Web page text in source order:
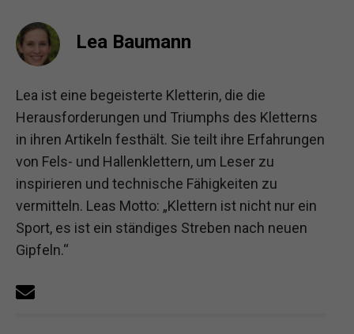
Lea Baumann
Lea ist eine begeisterte Kletterin, die die
Herausforderungen und Triumphs des Kletterns
in ihren Artikeln festhält. Sie teilt ihre Erfahrungen
von Fels- und Hallenklettern, um Leser zu
inspirieren und technische Fähigkeiten zu
vermitteln. Leas Motto: „Klettern ist nicht nur ein
Sport, es ist ein ständiges Streben nach neuen
Gipfeln.“